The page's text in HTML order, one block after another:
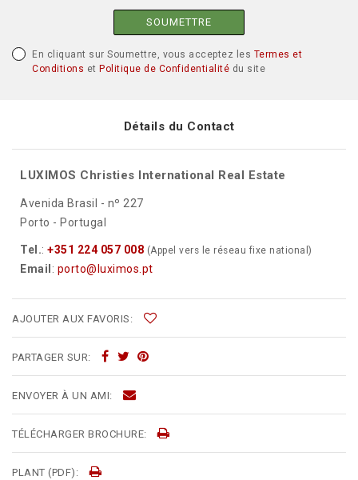
SOUMETTRE
En cliquant sur Soumettre, vous acceptez les Termes et
Conditions et Politique de Confidentialité du site
Détails du Contact
LUXIMOS Christies International Real Estate
Avenida Brasil - nº 227
Porto - Portugal
Tel.: +351 224 057 008 (Appel vers le réseau fixe national)
Email : porto@luximos.pt
AJOUTER AUX FAVORIS:
PARTAGER SUR:
ENVOYER À UN AMI:
TÉLÉCHARGER BROCHURE:
PLANT (PDF):